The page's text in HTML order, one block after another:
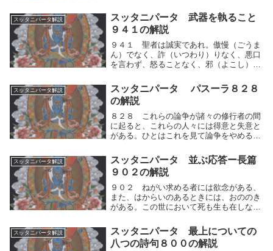
恐怖は何ですか？それを説いてくださ
い。」１０３３ 師（ブッダ）が答えた、
「アジタよ。世間...
スッタニパータ解説
スッタニパータ 武器を執ること
９４１の解説
９４１ 聖者は誠実であれ。傲慢（ごうま
ん）でなく、詐（いつわり）りなく、悪口
を言わず、怒ることなく、邪（よこし）ま
よ。聖者は、自らの人間的思考の運動（快
⇔不快）を制し、誠実であれ。何かを得て
も傲慢（ごう...
スッタニパータ解説
スッタニパータ パスーラ８２８
の解説
８２８ これらの論争が諸々の修行者の間
に起ると、これらの人々には得意と失意と
がある。ひとはこれを見て論争をやめるべ
なんの役にも立たないからである。これら
の論争が諸々の修行者の間に起ると、これ
らの人々には...
スッタニパータ解説
スッタニパータ 並ぶ応答ー長篇
９０２の解説
９０２ ねがい求める者には欲念がある、
また、はからいのあるときには、おののき
がある。この世において死も生も在しない
欲しよう。人は、死に直面したときに、あ
あすれば良かった、こうすればよかったと
いう想いによ...
スッタニパータ解説
スッタニパータ 最上についての
八つの詩句８００の解説